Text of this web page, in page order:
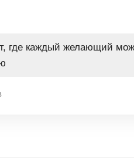
где каждый желающий